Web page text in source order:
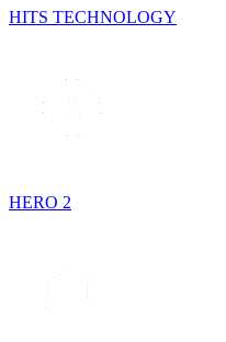
HITS TECHNOLOGY
HERO 2